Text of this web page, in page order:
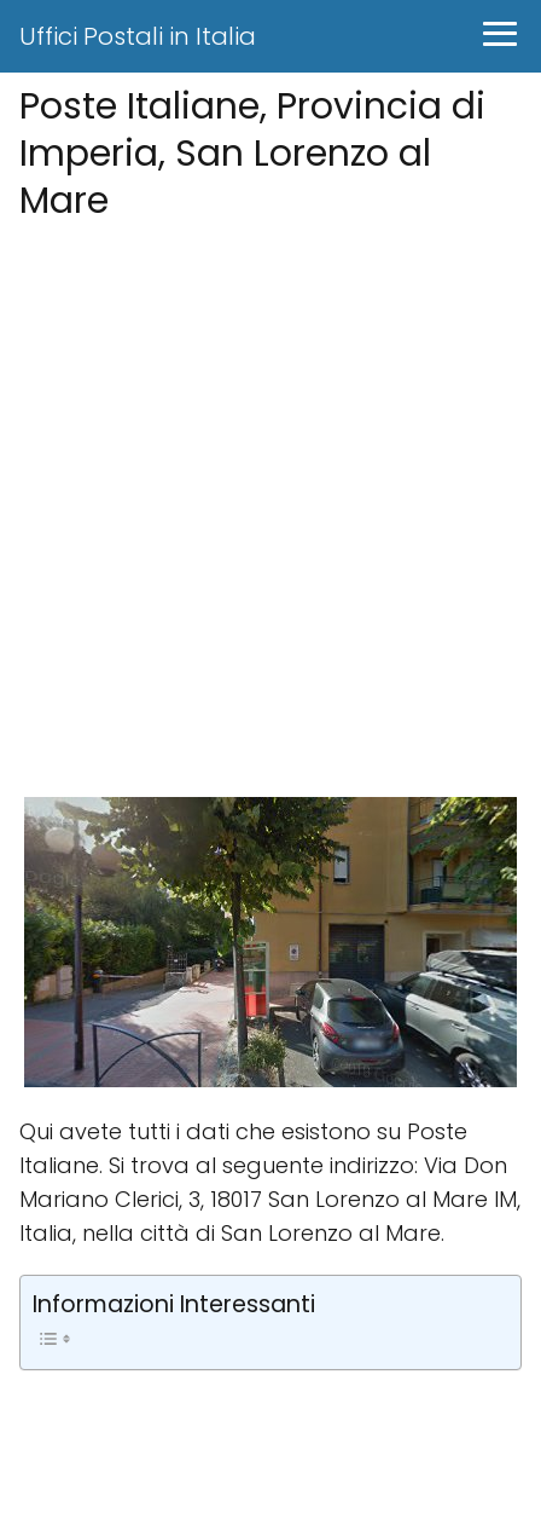
Uffici Postali in Italia
Poste Italiane, Provincia di
Imperia, San Lorenzo al
Mare
Qui avete tutti i dati che esistono su Poste
Italiane. Si trova al seguente indirizzo: Via Don
Mariano Clerici, 3, 18017 San Lorenzo al Mare IM,
Italia, nella città di San Lorenzo al Mare.
Informazioni Interessanti